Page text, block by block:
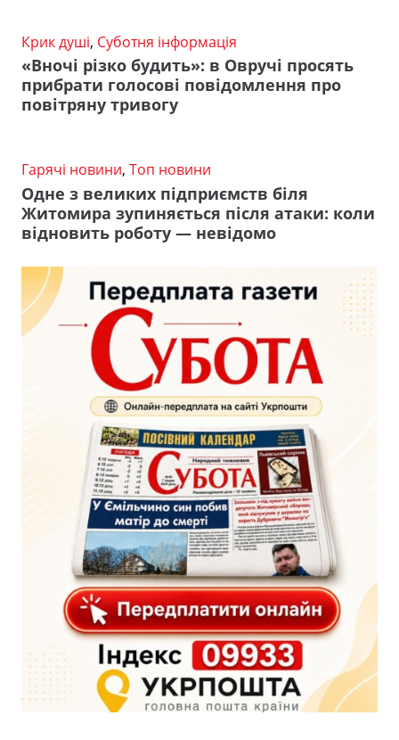
Крик душі, Суботня інформація
«Вночі різко будить»: в Овручі просять
прибрати голосові повідомлення про
повітряну тривогу
Гарячі новини, Топ новини
Одне з великих підприємств біля
Житомира зупиняється після атаки: коли
відновить роботу — невідомо